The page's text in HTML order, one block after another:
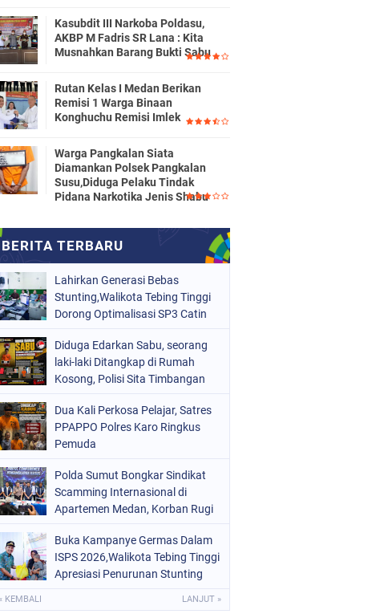
Kasubdit III Narkoba Poldasu,
AKBP M Fadris SR Lana : Kita
Musnahkan Barang Bukti Sabu
Rutan Kelas I Medan Berikan
Remisi 1 Warga Binaan
Konghuchu Remisi Imlek
Warga Pangkalan Siata
Diamankan Polsek Pangkalan
Susu,Diduga Pelaku Tindak
Pidana Narkotika Jenis Shabu
Lahirkan Generasi Bebas
Stunting,Walikota Tebing Tinggi
Dorong Optimalisasi SP3 Catin
Diduga Edarkan Sabu, seorang
laki-laki Ditangkap di Rumah
Kosong, Polisi Sita Timbangan
Dua Kali Perkosa Pelajar, Satres
PPAPPO Polres Karo Ringkus
Pemuda
Polda Sumut Bongkar Sindikat
Scamming Internasional di
Apartemen Medan, Korban Rugi
Buka Kampanye Germas Dalam
ISPS 2026,Walikota Tebing Tinggi
Apresiasi Penurunan Stunting
« KEMBALI LANJUT »